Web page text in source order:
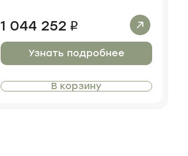
1 044 252 i
Узнать подробнее
В корзину